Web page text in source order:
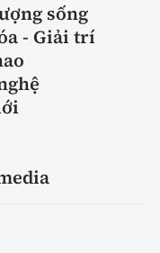
sống
- Giải trí